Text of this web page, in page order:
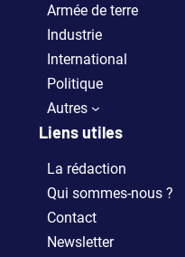
Armée de terre
Industrie
International
Politique
Autres
Liens utiles
La rédaction
Qui sommes-nous ?
Contact
Newsletter